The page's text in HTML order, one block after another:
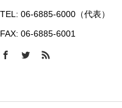
TEL: 06-6885-6000（代表）
FAX: 06-6885-6001